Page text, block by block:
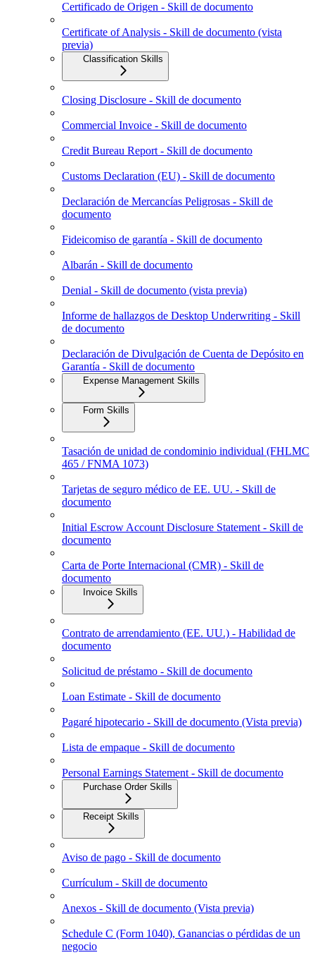
Certificado de Origen - Skill de documento
Certificate of Analysis - Skill de documento (vista
previa)
Classification Skills
Closing Disclosure - Skill de documento
Commercial Invoice - Skill de documento
Credit Bureau Report - Skill de documento
Customs Declaration (EU) - Skill de documento
Declaración de Mercancías Peligrosas - Skill de
documento
Fideicomiso de garantía - Skill de documento
Albarán - Skill de documento
Denial - Skill de documento (vista previa)
Informe de hallazgos de Desktop Underwriting - Skill
de documento
Declaración de Divulgación de Cuenta de Depósito en
Garantía - Skill de documento
Expense Management Skills
Form Skills
Tasación de unidad de condominio individual (FHLMC
465 / FNMA 1073)
Tarjetas de seguro médico de EE. UU. - Skill de
documento
Initial Escrow Account Disclosure Statement - Skill de
documento
Carta de Porte Internacional (CMR) - Skill de
documento
Invoice Skills
Contrato de arrendamiento (EE. UU.) - Habilidad de
documento
Solicitud de préstamo - Skill de documento
Loan Estimate - Skill de documento
Pagaré hipotecario - Skill de documento (Vista previa)
Lista de empaque - Skill de documento
Personal Earnings Statement - Skill de documento
Purchase Order Skills
Receipt Skills
Aviso de pago - Skill de documento
Currículum - Skill de documento
Anexos - Skill de documento (Vista previa)
Schedule C (Form 1040), Ganancias o pérdidas de un
negocio